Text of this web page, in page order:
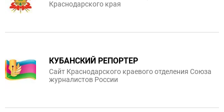
Краснодарского края
КУБАНСКИЙ РЕПОРТЕР
Сайт Краснодарского краевого отделения Союза
журналистов России